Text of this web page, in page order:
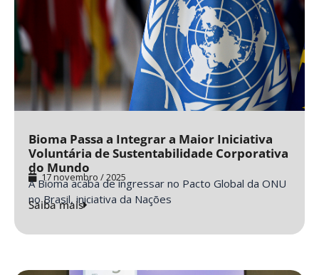
Bioma Passa a Integrar a Maior Iniciativa
Voluntária de Sustentabilidade Corporativa
do Mundo
17 novembro / 2025
A Bioma acaba de ingressar no Pacto Global da ONU
no Brasil, iniciativa da Nações
Saiba mais